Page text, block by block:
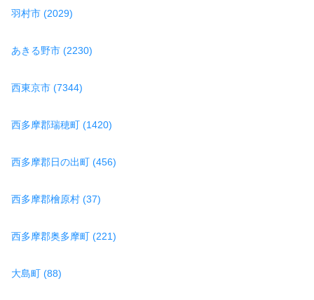
羽村市 (2029)
あきる野市 (2230)
西東京市 (7344)
西多摩郡瑞穂町 (1420)
西多摩郡日の出町 (456)
西多摩郡檜原村 (37)
西多摩郡奥多摩町 (221)
大島町 (88)